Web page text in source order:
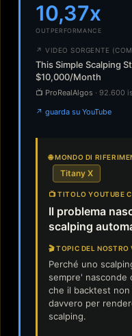
10,37x
OUTPERFORMANCE
↗ VIDEO SORGENTE
This Simple Scalping
$10,000/Month
📺 ProRealAlgos · 92.600
↗ guarda su YouTube
🌐 MONDO DI
Titany X
📺 TITOLO YOUTUBE
Il problema
scalping
🎬 TOPIC DEL NOSTRO
Perché uno
sempre' nasconde
che il backtest
davvero per
scalping.